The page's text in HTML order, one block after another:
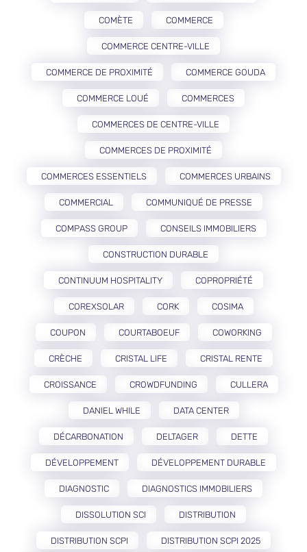
COMÈTE COMMERCE
COMMERCE CENTRE-VILLE
COMMERCE DE PROXIMITÉ COMMERCE GOUDA
COMMERCE LOUÉ COMMERCES
COMMERCES DE CENTRE-VILLE
COMMERCES DE PROXIMITÉ
COMMERCES ESSENTIELS COMMERCES URBAINS
COMMERCIAL COMMUNIQUÉ DE PRESSE
COMPASS GROUP CONSEILS IMMOBILIERS
CONSTRUCTION DURABLE
CONTINUUM HOSPITALITY COPROPRIÉTÉ
COREXSOLAR CORK COSIMA
COUPON COURTABOEUF COWORKING
CRÈCHE CRISTAL LIFE CRISTAL RENTE
CROISSANCE CROWDFUNDING CULLERA
DANIEL WHILE DATA CENTER
DÉCARBONATION DELTAGER DETTE
DÉVELOPPEMENT DÉVELOPPEMENT DURABLE
DIAGNOSTIC DIAGNOSTICS IMMOBILIERS
DISSOLUTION SCI DISTRIBUTION
DISTRIBUTION SCPI DISTRIBUTION SCPI 2025